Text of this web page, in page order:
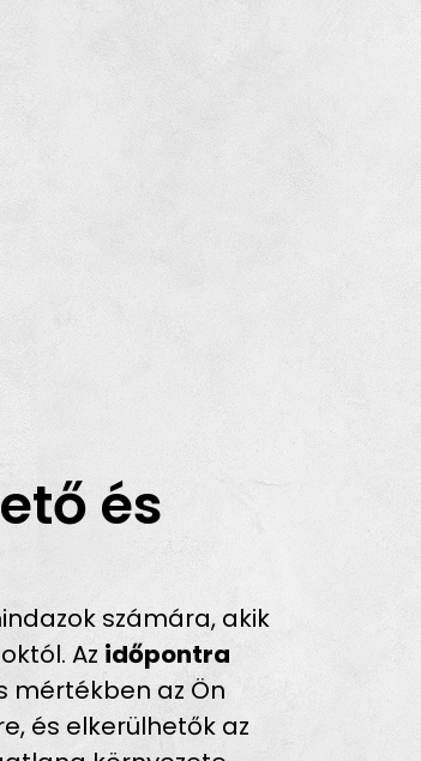
és
számára, akik
Az időpontra
mértékben az Ön
és elkerülhetők az